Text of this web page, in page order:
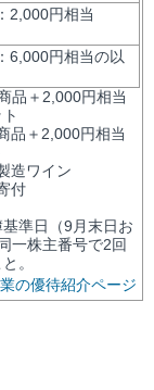
2,000円相当
円相当の以
品＋2,000円相当
品＋2,000円相当
造ワイン
付
準日（9月末日お
一株主番号で2回
。
の優待紹介ページ